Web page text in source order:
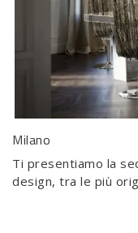
Milano
Ti presentiamo la
design, tra le più